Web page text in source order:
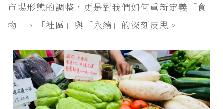
市場形態的調整，更是對我們如何重新定義「食
物」、「社區」與「永續」的深刻反思。